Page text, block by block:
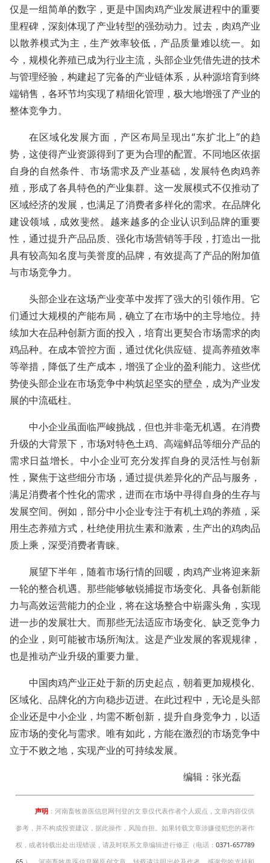
仅是一组简单的数字，更是中国肉鸡产业发展进程中的重要
里程碑，深刻体现了产业转型的强劲动力。过去，肉鸡产业
以散养模式为主，生产效率较低，产品质量难以统一。如
今，规模化养殖已成为行业主流，头部企业凭借先进的技术
与管理经验，构建起了完备的产业链体系，从种源培育到终
端销售，各环节均实现了精细化管理，极大地增强了产业的
整体竞争力。
在区域化发展方面，产区布局呈现出“东扩北上”的趋
势，这使得产业资源得到了更为合理的配置。不同地区依据
自身的自然条件、市场需求及产业基础，发展特色肉鸡养
殖，形成了各具特色的产业集群。这一发展模式不仅推动了
区域经济的发展，也满足了消费者多样化的需求。在品牌化
建设领域，成效斐然。越来越多的企业认识到品牌的重要
性，通过提升产品品质、强化市场营销等手段，打造出一批
具有较高知名度与美誉度的品牌，有效提高了产品的附加值
与市场竞争力。
头部企业在这场产业变革中发挥了强大的引领作用。它
们通过大规模的产能布局，确立了在市场中的主导地位。持
续加大在品种创新方面的投入，培育出更契合市场需求的肉
鸡品种。在成本管控方面，通过优化供应链、提高养殖效率
等举措，降低了生产成本，增强了企业的盈利能力。这些优
势使头部企业在市场竞争中构筑起坚实的壁垒，成为产业发
展的中流砥柱。
中小企业虽面临严峻挑战，但也并非毫无机遇。在消费
升级的大背景下，市场对特色土鸡、高端鲜品等细分产品的
需求日益增长。中小企业可充分发挥自身的灵活性与创新
性，聚焦于这些细分市场，通过提供差异化的产品与服务，
满足消费者个性化的需求，进而在市场中寻得自身的生存与
发展空间。例如，部分中小企业专注于有机土鸡的养殖，采
用生态养殖方式，杜绝使用抗生素和激素，生产出的鸡肉品
质上乘，深受消费者青睐。
展望下半年，随着市场行情的回暖，肉鸡产业将迎来新
一轮的整合机遇。那些能够敏锐捕捉市场变化、具备创新能
力与高效运营能力的企业，将在这场整合中崭露头角，实现
进一步的发展壮大。而那些无法适应市场变化、缺乏竞争力
的企业，则可能被市场所淘汰。这是产业发展的客观规律，
也是推动产业升级的重要力量。
中国肉鸡产业正处于新的历史起点，朝着更加规模化、
区域化、品牌化的方向稳步迈进。在此过程中，无论是头部
企业还是中小企业，均需不断创新，提升自身竞争力，以适
应市场的变化与需求。唯有如此，方能在激烈的市场竞争中
立于不败之地，实现产业的可持续发展。
编辑：张光磊
声明 ：河南畜牧兽医信息网刊登的文章仅代表作者个人观点，文章内容仅供
参考，并不构成投资建议，据此操作，风险自担。如果转载文章涉嫌侵犯您的著作
权，或者转载出处出现错误，请及时联系文章编辑进行修正（电话： 0371-657789
65 ）。河南畜牧兽医信息网原创文章，转载请注明出处及作者。感谢您的支持和